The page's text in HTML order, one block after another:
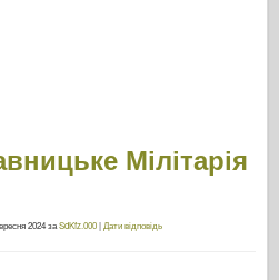
Мілітарія
2024заSdKfz.000| Дати відповідь